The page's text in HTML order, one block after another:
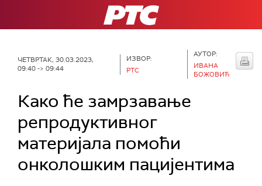
РТС
ЧЕТВРТАК, 30.03.2023,
09:40 -> 09:44
ИЗВОР:
РТС
АУТОР:
ИВАНА
БОЖОВИЋ
Како ће замрзавање
репродуктивног
материјала помоћи
онколошким пацијентима